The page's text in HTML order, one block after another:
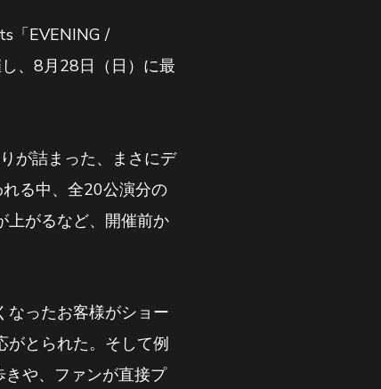
「EVENING /
、8月28日（日）に最
が詰まった、まさにデ
る中、全20公演分の
上がるなど、開催前か
なったお客様がショー
がとられた。そして例
や、ファンが直接プ